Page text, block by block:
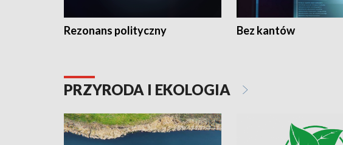
Rezonans polityczny Bez kantów
PRZYRODA I EKOLOGIA